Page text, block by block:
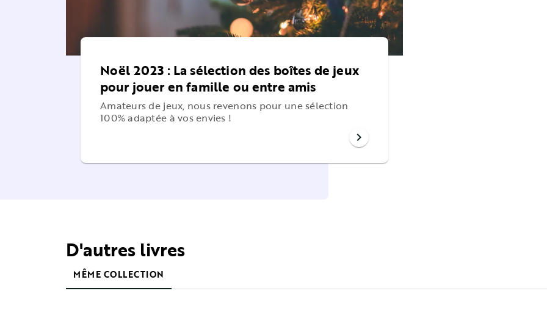
Noël 2023 : La sélection des boîtes de jeux
pour jouer en famille ou entre amis
Amateurs de jeux, nous revenons pour une sélection
100% adaptée à vos envies !
chevron_right
D'autres livres
MÊME COLLECTION